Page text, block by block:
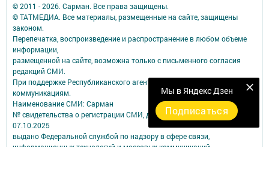
Мы в Яндекс Дзен
Подписаться
© 2011 - 2026. Сарман. Все права защищены.
© ТАТМЕДИА. Все материалы, размещенные на сайте, защищены
законом.
Перепечатка, воспроизведение и распространение в любом объеме
информации,
размещенной на сайте, возможна только с письменного согласия
редакций СМИ.
При поддержке Республиканского агентства по печати и массовым
коммуникациям.
Наименование СМИ: Сарман
№ свидетельства о регистрации СМИ, дата: ЭЛ № ФС 77 - 90172 от
07.10.2025
выдано Федеральной службой по надзору в сфере связи,
информационных технологий и массовых коммуникаций